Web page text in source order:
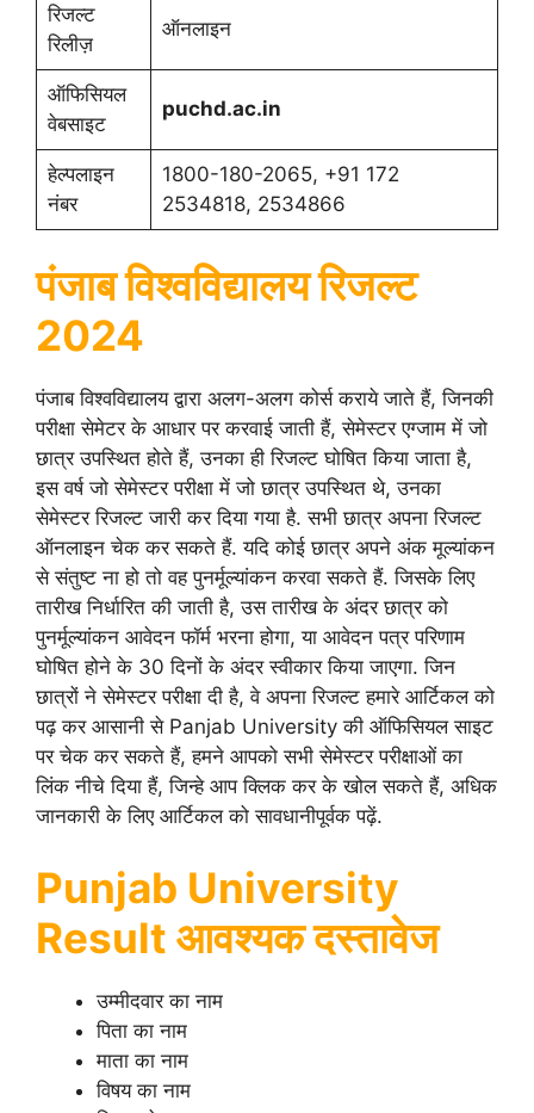
रिजल्ट
रिलीज़
ऑनलाइन
ऑफिसियल
वेबसाइट
puchd.ac.in
हेल्पलाइन
नंबर
1800-180-2065, +91 172
2534818, 2534866
पंजाब विश्वविद्यालय रिजल्ट
2024
पंजाब विश्वविद्यालय द्वारा अलग-अलग कोर्स कराये जाते हैं, जिनकी
परीक्षा सेमेटर के आधार पर करवाई जाती हैं, सेमेस्टर एग्जाम में जो
छात्र उपस्थित होते हैं, उनका ही रिजल्ट घोषित किया जाता है,
इस वर्ष जो सेमेस्टर परीक्षा में जो छात्र उपस्थित थे, उनका
सेमेस्टर रिजल्ट जारी कर दिया गया है. सभी छात्र अपना रिजल्ट
ऑनलाइन चेक कर सकते हैं. यदि कोई छात्र अपने अंक मूल्यांकन
से संतुष्ट ना हो तो वह पुनर्मूल्यांकन करवा सकते हैं. जिसके लिए
तारीख निर्धारित की जाती है, उस तारीख के अंदर छात्र को
पुनर्मूल्यांकन आवेदन फॉर्म भरना होगा, या आवेदन पत्र परिणाम
घोषित होने के 30 दिनों के अंदर स्वीकार किया जाएगा. जिन
छात्रों ने सेमेस्टर परीक्षा दी है, वे अपना रिजल्ट हमारे आर्टिकल को
पढ़ कर आसानी से Panjab University की ऑफिसियल साइट
पर चेक कर सकते हैं, हमने आपको सभी सेमेस्टर परीक्षाओं का
लिंक नीचे दिया हैं, जिन्हे आप क्लिक कर के खोल सकते हैं, अधिक
जानकारी के लिए आर्टिकल को सावधानीपूर्वक पढ़ें.
Punjab University
Result आवश्यक दस्तावेज
उम्मीदवार का नाम
पिता का नाम
माता का नाम
विषय का नाम